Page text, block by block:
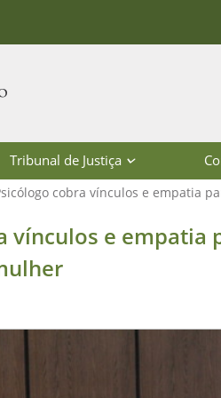
Tribunal de Justiça
cobra vínculos e empatia
empatia para
vínculos e